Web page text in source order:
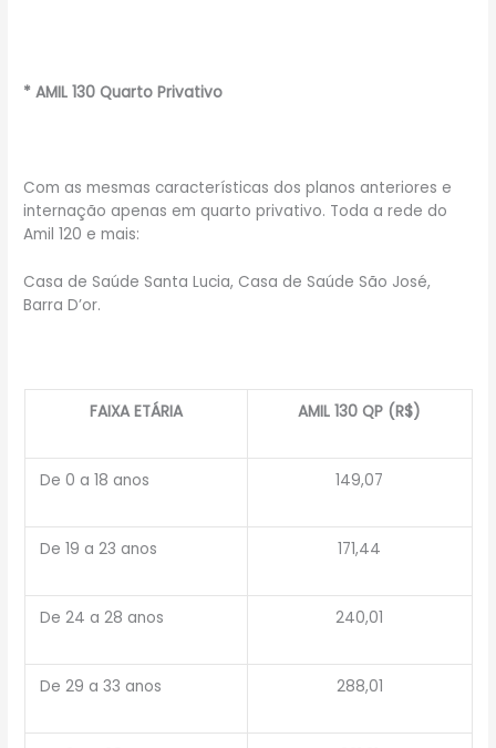
* AMIL 130 Quarto Privativo
Com as mesmas características dos planos anteriores e
internação apenas em quarto privativo. Toda a rede do
Amil 120 e mais:
Casa de Saúde Santa Lucia, Casa de Saúde São José,
Barra D’or.
FAIXA ETÁRIA AMIL 130 QP (R$)
De 0 a 18 anos 149,07
De 19 a 23 anos 171,44
De 24 a 28 anos 240,01
De 29 a 33 anos 288,01